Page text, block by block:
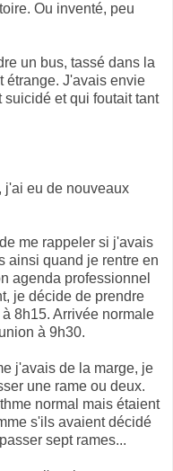
Ou inventé, peu
un bus, tassé dans la
étrange. J'avais envie
et qui foutait tant
j'ai eu de nouveaux
me rappeler si j'avais
ainsi quand je rentre en
agenda professionnel
je décide de prendre
8h15. Arrivée normale
à 9h30.
j'avais de la marge, je
une rame ou deux.
normal mais étaient
s'ils avaient décidé
sept rames...